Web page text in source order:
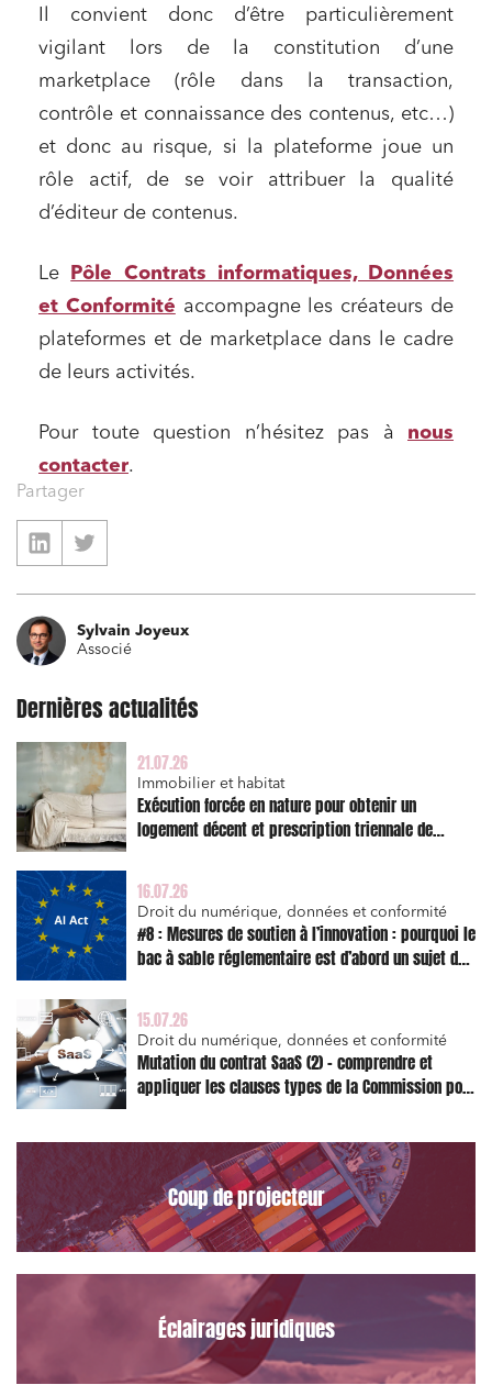
Il convient donc d’être particulièrement
vigilant lors de la constitution d’une
marketplace (rôle dans la transaction,
contrôle et connaissance des contenus, etc…)
et donc au risque, si la plateforme joue un
rôle actif, de se voir attribuer la qualité
d’éditeur de contenus.
Le
Pôle Contrats informatiques, Données
et Conformité accompagne les créateurs de
plateformes et de marketplace dans le cadre
de leurs activités.
Pour toute question n’hésitez pas à nous
contacter.
Partager
Sylvain Joyeux
Associé
Dernières actualités
21.07.26
Immobilier et habitat
Exécution forcée en nature pour obtenir un
logement décent et prescription triennale de
16.07.26
Droit du numérique, données et conformité
#8 : Mesures de soutien à l’innovation : pourquoi le
bac à sable réglementaire est d’abord un sujet de
15.07.26
Droit du numérique, données et conformité
Mutation du contrat SaaS (2) – comprendre et
appliquer les clauses types de la Commission pour
Coup de projecteur
Éclairages juridiques
Commande publique
Projets immobiliers
Environnement
Urbanisme et aménagement
Banque finance et assurance
J'ai lu et j'accepte lapolitique de confidentialité